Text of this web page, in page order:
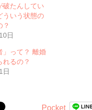
破たんしてい
ういう状態の
？
日
」って？ 離婚
れるの？
日
Pocket